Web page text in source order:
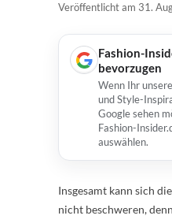
Veröffentlicht am 31.
Fashion-
bevorzugen
Wenn Ihr
und Style-
Google sehen
Fashion-
auswählen.
Insgesamt kann sich
nicht beschweren,